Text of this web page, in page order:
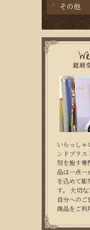
その他
いらっしゃ
ンドブラ
刻を施す専
品は一点一
を込めて彫
す。 大切な
自分へのご
商品をご利